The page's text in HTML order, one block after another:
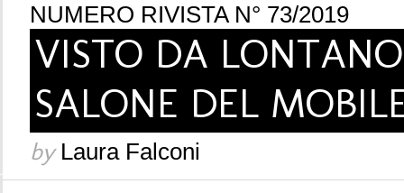
NUMERO RIVISTA N° 73/2019
VISTO DA
SALONE DEL
by Laura Falconi